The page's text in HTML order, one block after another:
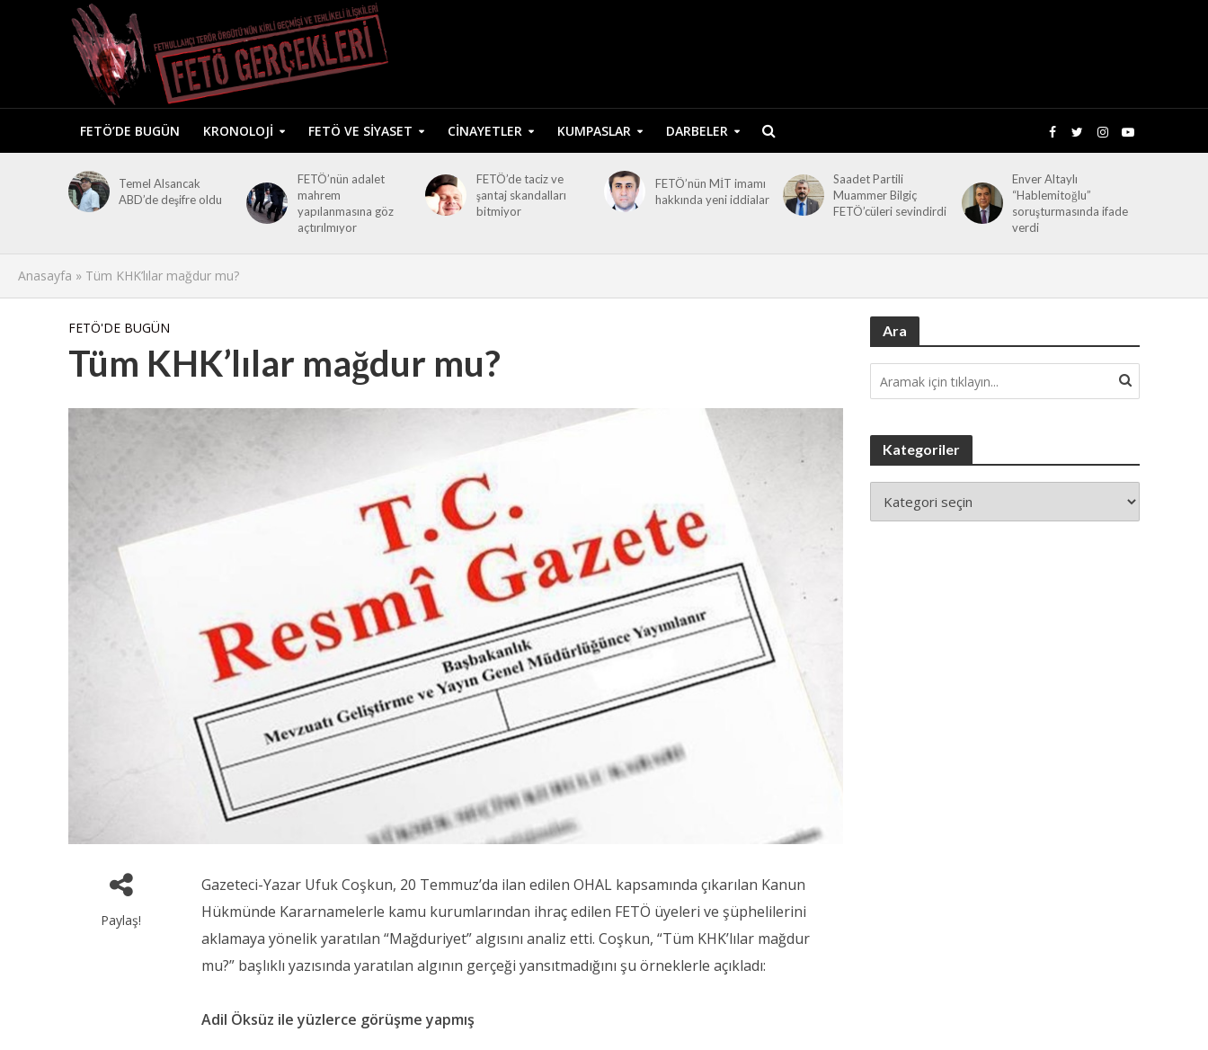
FETÖ’DE BUGÜN KRONOLOJI FETÖ VE SIYASET CINAYETLER KUMPASLAR DARBELER
Temel Alsancak
ABD’de deşifre oldu
FETÖ’nün adalet
mahrem
yapılanmasına göz
açtırılmıyor
FETÖ’de taciz ve
şantaj skandalları
bitmiyor
FETÖ’nün MİT imamı
hakkında yeni iddialar
Saadet Partili
Muammer Bilgiç
FETÖ’cüleri sevindirdi
Enver Altaylı
“Hablemitoğlu”
soruşturmasında ifade
verdi
Anasayfa » Tüm KHK’lılar mağdur mu?
FETÖ'DE BUGÜN
Tüm KHK’lılar mağdur mu?
Paylaş!
Gazeteci-Yazar Ufuk Coşkun, 20 Temmuz’da ilan edilen OHAL kapsamında çıkarılan Kanun
Hükmünde Kararnamelerle kamu kurumlarından ihraç edilen FETÖ üyeleri ve şüphelilerini
aklamaya yönelik yaratılan “Mağduriyet” algısını analiz etti. Coşkun, “Tüm KHK’lılar mağdur
mu?” başlıklı yazısında yaratılan algının gerçeği yansıtmadığını şu örneklerle açıkladı:
Adil Öksüz ile yüzlerce görüşme yapmış
Ara
Kategoriler